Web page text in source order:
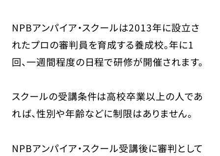
NPBアンパイア・スクールは2013年に設立さ
れたプロの審判員を育成する養成校。年に1
回、一週間程度の日程で研修が開催されます。
スクールの受講条件は高校卒業以上の人であ
れば、性別や年齢などに制限はありません。
NPBアンパイア・スクール受講後に審判として